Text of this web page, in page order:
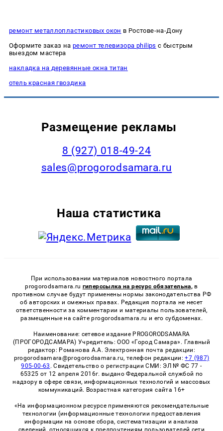
ремонт металлопластиковых окон в Ростове-на-Дону
Оформите заказ наремонт телевизора philips с быстрым
выездом мастера
накладка на деревянные окна титан
отель красная гвоздика
Размещение рекламы
8 (927) 018-49-24
sales@progorodsamara.ru
Наша статистика
При использовании материалов новостного портала
progorodsamara.ru гиперссылка на ресурс обязательна, в
противном случае будут применены нормы законодательства РФ
об авторских и смежных правах. Редакция портала не несет
ответственности за комментарии и материалы пользователей,
размещенные на сайте progorodsamara.ru и его субдоменах.
Наименование: сетевое издание PROGORODSAMARA
(ПРОГОРОДСАМАРА) Учредитель: ООО «Город Самара». Главный
редактор: Романова А.А. Электронная почта редакции:
progorodsamara@progorodsamara.ru, телефон редакции:+7 (987)
905-00-63 . Свидетельство о регистрации СМИ: ЭЛ № ФС 77 -
65325 от 12 апреля 2016г. выдано Федеральной службой по
надзору в сфере связи, информационных технологий и массовых
коммуникаций. Возрастная категория сайта 16+
«На информационном ресурсе применяются рекомендательные
технологии (информационные технологии предоставления
информации на основе сбора, систематизации и анализа
сведений, относящихся к предпочтениям пользователей сети